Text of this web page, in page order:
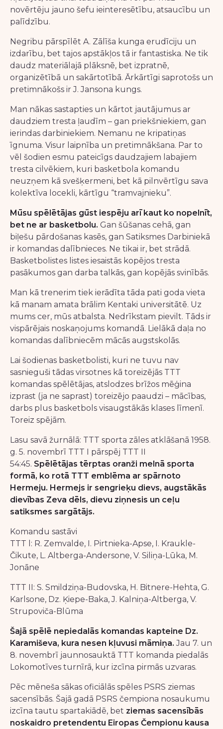
novērtēju jauno šefu ieinteresētību, atsaucību un
palīdzību.
Negribu pārspīlēt A. Zālīša kunga erudīciju un
izdarību, bet tajos apstākļos tā ir fantastiska. Ne tik
daudz materiālajā plāksnē, bet izpratnē,
organizētībā un sakārtotībā. Ārkārtīgi saprotošs un
pretimnākošs ir J. Jansona kungs.
Man nākas sastapties un kārtot jautājumus ar
daudziem tresta ļaudīm – gan priekšniekiem, gan
ierindas darbiniekiem. Nemanu ne kripatiņas
īgnuma. Visur laipnība un pretimnākšana. Par to
vēl šodien esmu pateicīgs daudzajiem labajiem
tresta cilvēkiem, kuri basketbola komandu
neuzņem kā svešķermeni, bet kā pilnvērtīgu sava
kolektīva locekli, kārtīgu “tramvajnieku”.
Mūsu spēlētājas gūst iespēju arī kaut ko nopelnīt,
bet ne ar basketbolu. Gan šūšanas cehā, gan
biļešu pārdošanas kasēs, gan Satiksmes Darbiniekā
ir komandas dalībnieces. Ne tikai ir, bet strādā.
Basketbolistes listes iesaistās kopējos tresta
pasākumos gan darba talkās, gan kopējās svinībās.
Man kā trenerim tiek ierādīta tāda pati goda vieta
kā manam amata brālim Kentaki universitātē. Uz
mums cer, mūs atbalsta. Nedrīkstam pievilt. Tāds ir
vispārējais noskaņojums komandā. Lielākā daļa no
komandas dalībniecēm mācās augstskolās.
Lai šodienas basketbolisti, kuri ne tuvu nav
sasnieguši tādas virsotnes kā toreizējās TTT
komandas spēlētājas, atslodzes brīžos mēģina
izprast (ja ne saprast) toreizējo paaudzi – mācības,
darbs plus basketbols visaugstākās klases līmenī.
Toreiz spējām.
Lasu savā žurnālā: TTT sporta zāles atklāšanā 1958.
g. 5. novembrī TTT I pārspēj TTT II
54:45. Spēlētājas tērptas oranži melnā sporta
formā, ko rotā TTT emblēma ar spārnoto
Hermeju. Hermejs ir sengrieķu dievs, augstākās
dievības Zeva dēls, dievu ziņnesis un ceļu
satiksmes sargātājs.
Komandu sastāvi
TTT l: R. Zemvalde, I. Pirtnieka-Apse, I. Kraukle-
Čikute, L. Altberga-Andersone, V. Siliņa-Lūka, M.
Jonāne
TTT II: S. Smildziņa-Budovska, H. Bitnere-Hehta, G.
Karlsone, Dz. Ķiepe-Baka, J. Kalniņa-Altberga, V.
Strupoviča-Blūma
Šajā spēlē nepiedalās komandas kapteine Dz.
Karamiševa, kura nesen kļuvusi māmiņa. Jau 7. un
8. novembrī jaunnosauktā TTT komanda piedalās
Lokomotīves turnīrā, kur izcīna pirmās uzvaras.
Pēc mēneša sākas oficiālās spēles PSRS ziemas
sacensībās. Šajā gadā PSRS čempiona nosaukumu
izcīna tautu spartakiādē, bet ziemas sacensībās
noskaidro pretendentu Eiropas Čempionu kausa